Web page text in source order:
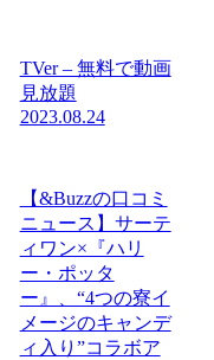
TVer – 無料で動画
見放題
2023.08.24
【&Buzzの口コミ
ニュース】サーテ
ィワン×『ハリ
ー・ポッタ
ー』、“4つの寮イ
メージのキャンデ
ィ入り”コラボア